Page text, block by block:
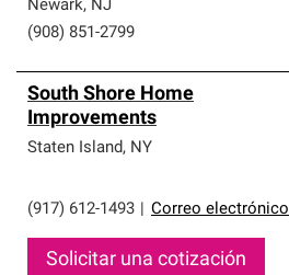
Newark, NJ
(908) 851-2799
South Shore Home
Improvements
Staten Island, NY
(917) 612-1493 Correo electrónico
Solicitar una cotización